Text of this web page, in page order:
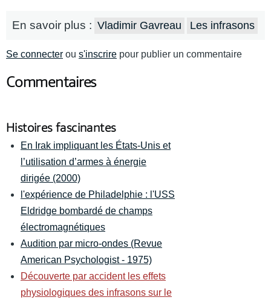
En savoir plus : Vladimir Gavreau Les infrasons
Se connecter ou s'inscrire pour publier un commentaire
Commentaires
Histoires fascinantes
En Irak impliquant les États-Unis et
l’utilisation d’armes à énergie
dirigée (2000)
l'expérience de Philadelphie : l'USS
Eldridge bombardé de champs
électromagnétiques
Audition par micro-ondes (Revue
American Psychologist - 1975)
Découverte par accident les effets
physiologiques des infrasons sur le